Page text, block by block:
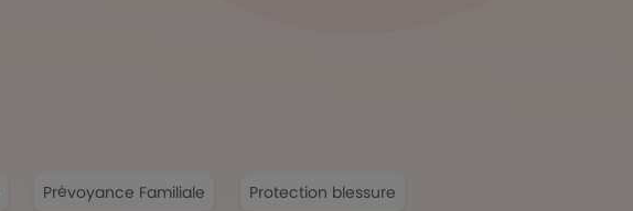
Prévoyance Familiale Protection blessure